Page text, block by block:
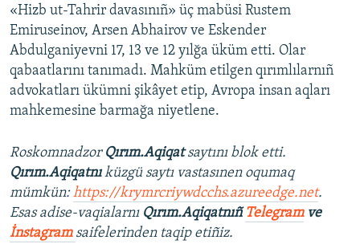
«Hizb ut-Tahrir davasınıñ» üç mabüsi Rustem
Emiruseinov, Arsen Abhairov ve Eskender
Abdulganiyevni 17, 13 ve 12 yılğa üküm etti. Olar
qabaatlarını tanımadı. Mahküm etilgen qırımlılarnıñ
advokatları ükümni şikâyet etip, Avropa insan aqları
mahkemesine barmağa niyetlene.
Roskomnadzor Qırım.Aqiqatsaytını blok etti.
Qırım.Aqiqatnıküzgü saytı vastasınen oqumaq
mümkün:https://krymrcriywdcchs.azureedge.net.
Esas adise-vaqialarnı Qırım.Aqiqatnıñ Telegramve
İnstagram saifelerinden taqip etiñiz.